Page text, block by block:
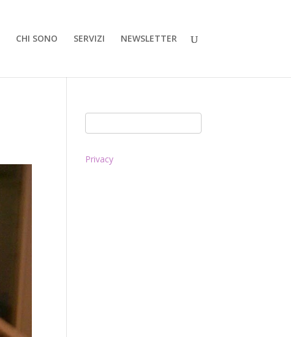
CHI SONO SERVIZI NEWSLETTER
Privacy